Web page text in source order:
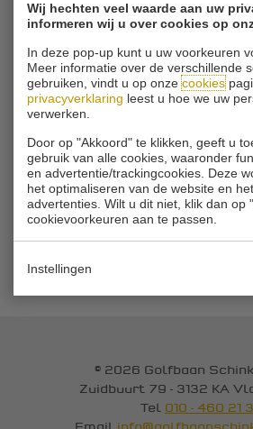
Wij hechten veel waarde aan uw
informeren wij u over cookies op
In deze pop-up kunt u uw voorkeuren
Meer informatie over de verschillende
gebruiken, vindt u op onzecookies
privacyverklaring leest u hoe we uw
verwerken.
Door op "Akkoord" te klikken, geeft u
gebruik van alle cookies, waaronder
en advertentie/trackingcookies. Deze
het optimaliseren van de website en
advertenties. Wilt u dit niet, klik dan op
cookievoorkeuren aan te passen.
Instellingen
15-08
Trainingsochtend
VOLLEDIGE
BLIJF OP DE
Schrijf u in en blijf op de hoogte van
actualiteiten.
© 2026 Golfbaan
Zuidbuurt 79 - 3132 KA
Tel 010 - 460 21